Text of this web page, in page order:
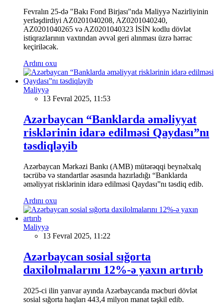
Fevralın 25-də "Bakı Fond Birjası"nda Maliyyə Nazirliyinin
yerləşdirdiyi AZ0201040208, AZ0201040240,
AZ0201040265 və AZ0201040323 İSİN kodlu dövlət
istiqrazlarının vaxtından əvvəl geri alınması üzrə hərrac
keçiriləcək.
Ardını oxu
Maliyyə
13 Fevral 2025, 11:53
Azərbaycan “Banklarda əməliyyat
risklərinin idarə edilməsi Qaydası”nı
təsdiqləyib
Azərbaycan Mərkəzi Bankı (AMB) mütərəqqi beynəlxalq
təcrübə və standartlar əsasında hazırladığı “Banklarda
əməliyyat risklərinin idarə edilməsi Qaydası”nı təsdiq edib.
Ardını oxu
Maliyyə
13 Fevral 2025, 11:22
Azərbaycan sosial sığorta
daxilolmalarını 12%-ə yaxın artırıb
2025-ci ilin yanvar ayında Azərbaycanda məcburi dövlət
sosial sığorta haqları 443,4 milyon manat təşkil edib.